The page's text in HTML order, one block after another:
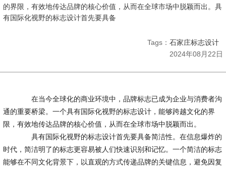
的界限，有效地传达品牌的核心价值，从而在全球市场中脱颖而出。具
有国际化视野的标志设计首先要具备
Tags： 石家庄标志设计
2024年08月22日
在当今全球化的商业环境中，品牌标志已成为企业与消费者沟
通的重要桥梁。一个具有国际化视野的标志设计，能够跨越文化的界
限，有效地传达品牌的核心价值，从而在全球市场中脱颖而出。
具有国际化视野的标志设计首先要具备简洁性。在信息爆炸的
时代，简洁明了的标志更容易被人们快速识别和记忆。一个简洁的标志
能够在不同文化背景下，以直观的方式传递品牌的关键信息，避免因复